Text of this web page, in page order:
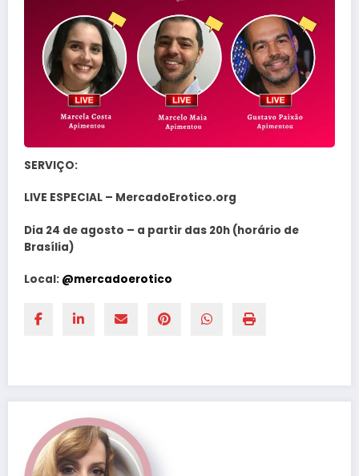
SERVIÇO:
LIVE ESPECIAL – MercadoErotico.org
Dia 24 de agosto – a partir das 20h (horário de
Brasília)
Local: @mercadoerotico